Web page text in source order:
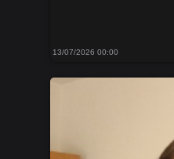
13/07/2026 00:00